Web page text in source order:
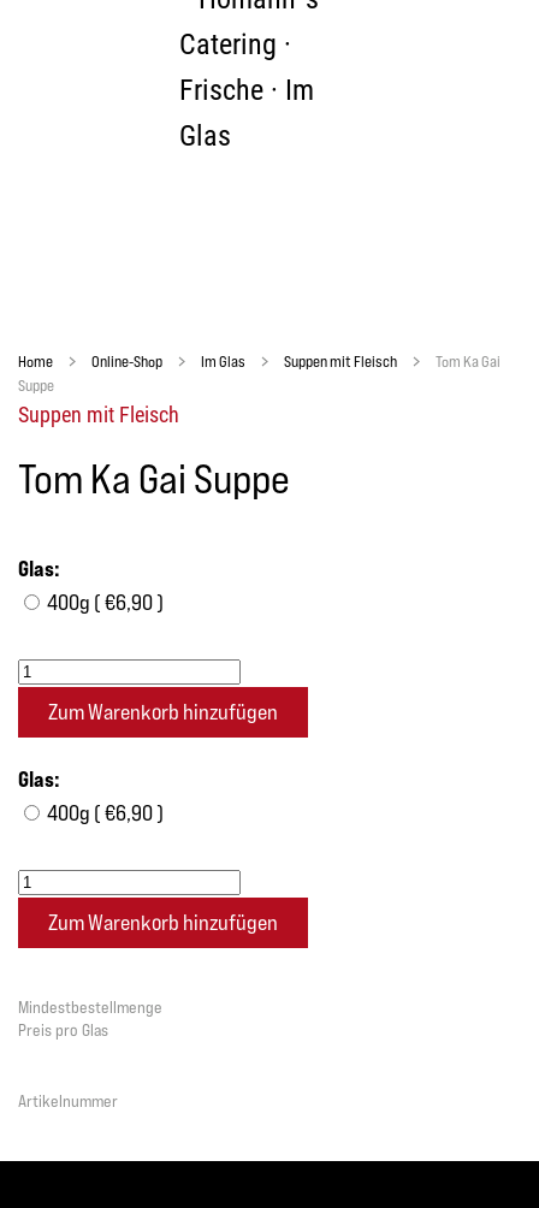
Zum Hauptinhalt springen
Home Online-Shop Im Glas Suppen mit Fleisch
Tom Ka Gai
Suppe
Suppen mit Fleisch
Tom Ka Gai Suppe
Glas:
400g ( €6,90 )
Glas:
400g ( €6,90 )
Mindestbestellmenge
Preis pro Glas
Artikelnummer